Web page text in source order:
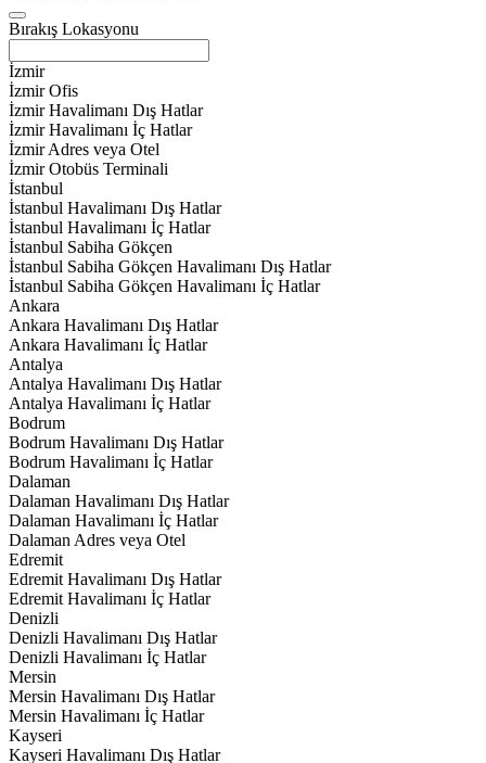
Bırakış Lokasyonu
İzmir
İzmir Ofis
İzmir Havalimanı Dış Hatlar
İzmir Havalimanı İç Hatlar
İzmir Adres veya Otel
İzmir Otobüs Terminali
İstanbul
İstanbul Havalimanı Dış Hatlar
İstanbul Havalimanı İç Hatlar
İstanbul Sabiha Gökçen
İstanbul Sabiha Gökçen Havalimanı Dış Hatlar
İstanbul Sabiha Gökçen Havalimanı İç Hatlar
Ankara
Ankara Havalimanı Dış Hatlar
Ankara Havalimanı İç Hatlar
Antalya
Antalya Havalimanı Dış Hatlar
Antalya Havalimanı İç Hatlar
Bodrum
Bodrum Havalimanı Dış Hatlar
Bodrum Havalimanı İç Hatlar
Dalaman
Dalaman Havalimanı Dış Hatlar
Dalaman Havalimanı İç Hatlar
Dalaman Adres veya Otel
Edremit
Edremit Havalimanı Dış Hatlar
Edremit Havalimanı İç Hatlar
Denizli
Denizli Havalimanı Dış Hatlar
Denizli Havalimanı İç Hatlar
Mersin
Mersin Havalimanı Dış Hatlar
Mersin Havalimanı İç Hatlar
Kayseri
Kayseri Havalimanı Dış Hatlar